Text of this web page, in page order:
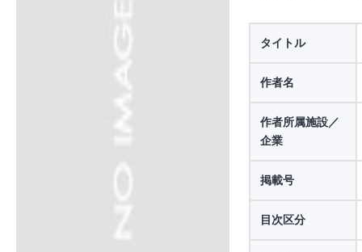
タイトル
作者名
作者所属施設／
企業
掲載号
目次区分